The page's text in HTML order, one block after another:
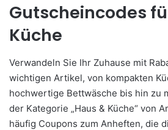
Gutscheincodes
Küche
Verwandeln Sie Ihr Zuhause mit
wichtigen Artikel, von kompakten
hochwertige Bettwäsche bis hin zu
der Kategorie „Haus & Küche“ von
häufig Coupons zum Anheften, die